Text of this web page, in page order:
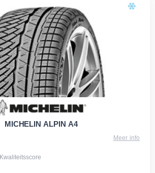
MICHELIN ALPIN A4
Meer info
Kwaliteitsscore